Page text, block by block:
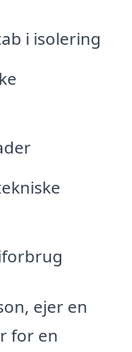
i isolering
ejer en
for en